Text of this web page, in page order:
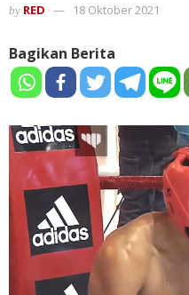
by RED 18 Oktober 2021
Bagikan Berita